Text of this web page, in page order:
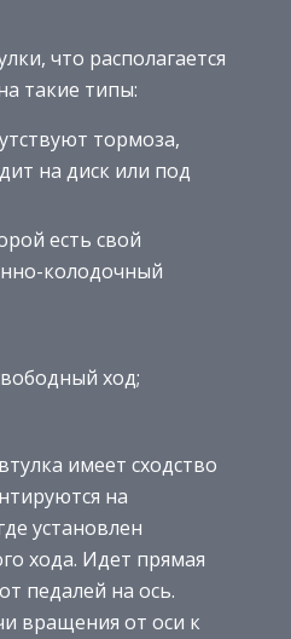
что располагается
такие типы:
тормоза,
на диск или под
есть свой
колодочный
ход;
имеет сходство
на
установлен
хода. Идет прямая
педалей на ось.
вращения от оси к